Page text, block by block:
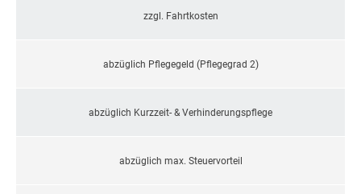
zzgl. Fahrtkosten
abzüglich Pflegegeld (Pflegegrad 2)
abzüglich Kurzzeit- & Verhinderungspflege
abzüglich max. Steuervorteil